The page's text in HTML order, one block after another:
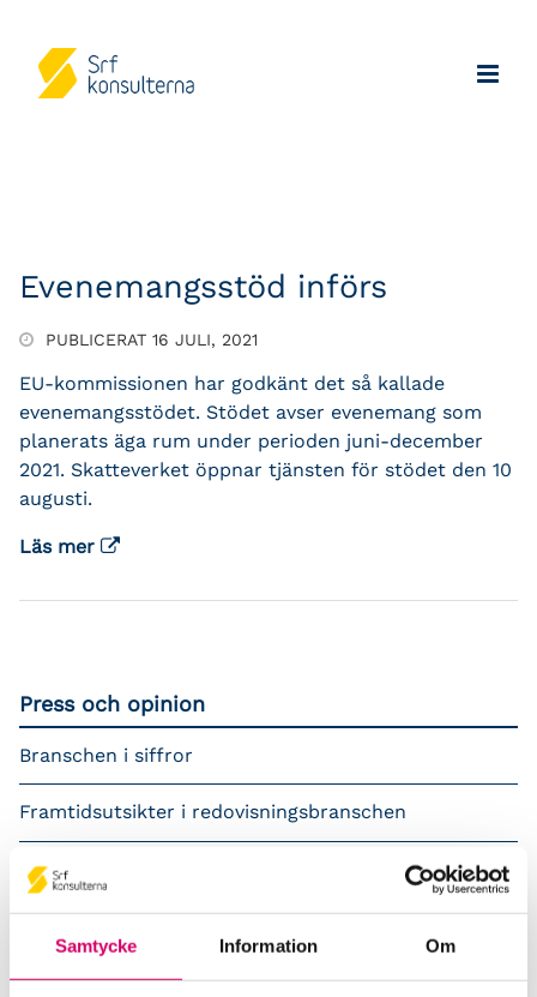
Samtycke Information Om
Evenemangsstöd införs
PUBLICERAT 16 JULI, 2021
EU-kommissionen har godkänt det så kallade
evenemangsstödet. Stödet avser evenemang som
planerats äga rum under perioden juni-december
2021. Skatteverket öppnar tjänsten för stödet den 10
augusti.
Läs mer
Press och opinion
Branschen i siffror
Framtidsutsikter i redovisningsbranschen
Prenumerera på våra nyhetsbrev
Påverkansarbete